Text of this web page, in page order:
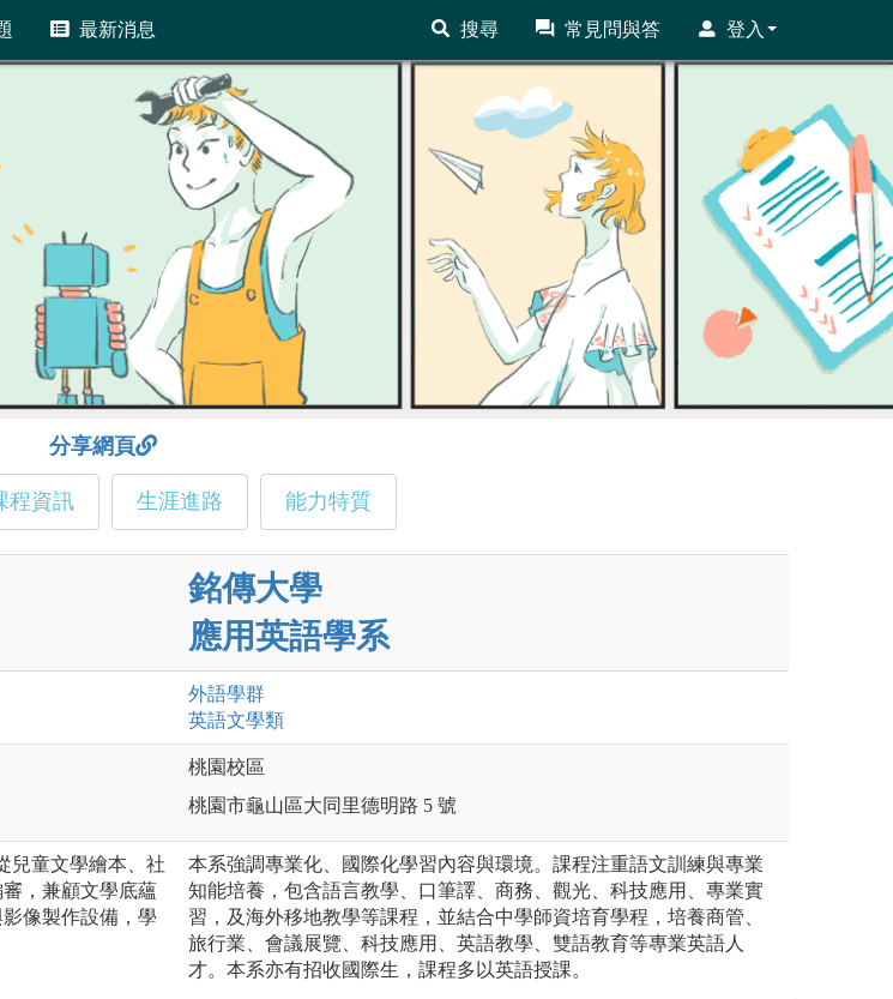
最新消息 搜尋 常見問與答 登入
分享網頁
程資訊 生涯進路 能力特質
銘傳大學
應用英語學系
外語學群
英語文學類
桃園校區
桃園市龜山區大同里德明路 5 號
兒童文學繪本、社
，兼顧文學底蘊
影像製作設備，學
本系強調專業化、國際化學習內容與環境。課程注重語文訓練與專業
知能培養，包含語言教學、口筆譯、商務、觀光、科技應用、專業實
習，及海外移地教學等課程，並結合中學師資培育學程，培養商管、
旅行業、會議展覽、科技應用、英語教學、雙語教育等專業英語人
才。本系亦有招收國際生，課程多以英語授課。